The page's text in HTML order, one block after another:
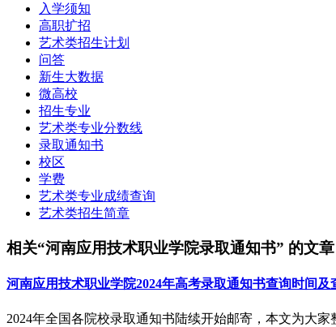
入学须知
高职扩招
艺术类招生计划
问答
新生大数据
微高校
招生专业
艺术类专业分数线
录取通知书
校区
学费
艺术类专业成绩查询
艺术类招生简章
相关“河南应用技术职业学院录取通知书” 的文章
河南应用技术职业学院2024年高考录取通知书查询时间及
2024年全国各院校录取通知书陆续开始邮寄，本文为大